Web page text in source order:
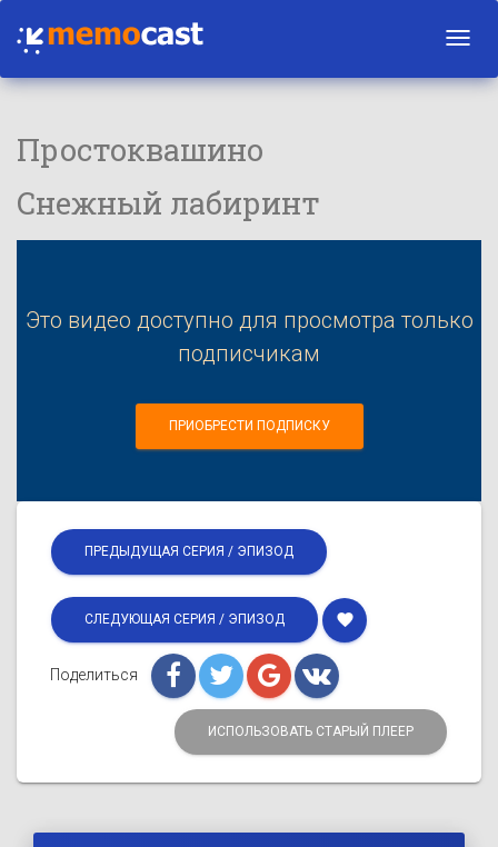
Простоквашино
Снежный лабиринт
Это видео доступно для просмотра только
подписчикам
ПРИОБРЕСТИ ПОДПИСКУ
ПРЕДЫДУЩАЯ СЕРИЯ / ЭПИЗОД
СЛЕДУЮЩАЯ СЕРИЯ / ЭПИЗОД favorite
Поделиться
ИСПОЛЬЗОВАТЬ СТАРЫЙ ПЛЕЕР